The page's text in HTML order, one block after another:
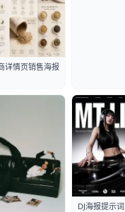
详情页销售海报
DJ海报提示词